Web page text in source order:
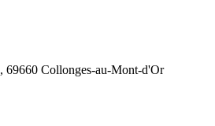
, 69660 Collonges-au-Mont-d'Or